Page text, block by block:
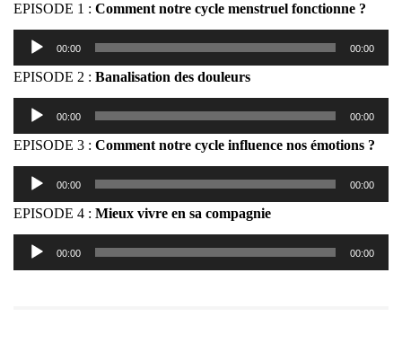
EPISODE 1 : Comment notre cycle menstruel fonctionne ?
Lecteur
audio
00:00 00:00
EPISODE 2 : Banalisation des douleurs
Lecteur
audio
00:00 00:00
EPISODE 3 : Comment notre cycle influence nos émotions ?
Lecteur
audio
00:00 00:00
EPISODE 4 : Mieux vivre en sa compagnie
Lecteur
audio
00:00 00:00